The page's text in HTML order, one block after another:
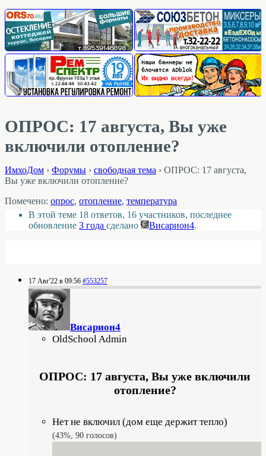
ОПРОС: 17 августа, Вы уже
включили отопление?
ИмхоДом › Форумы › свободная тема › ОПРОС: 17 августа,
Вы уже включили отопление?
Помечено: опрос, отопление, температура
В этой теме 18 ответов, 16 участников, последнее
обновление 3 года сделано Висариoн4.
17 Авг'22 в 09:56 #553257
Висариoн4
OldSchool Admin
ОПРОС: 17 августа, Вы уже включили
отопление?
Нет не включил (дом еще держит тепло)
43%, 90 голосов